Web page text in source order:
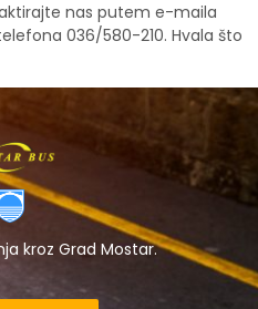
nas putem e-maila
036/580-210. Hvala što
kroz Grad Mostar.